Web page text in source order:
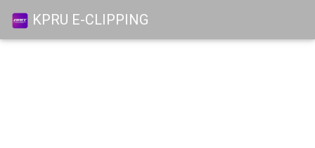
KPRU E-CLIPPING